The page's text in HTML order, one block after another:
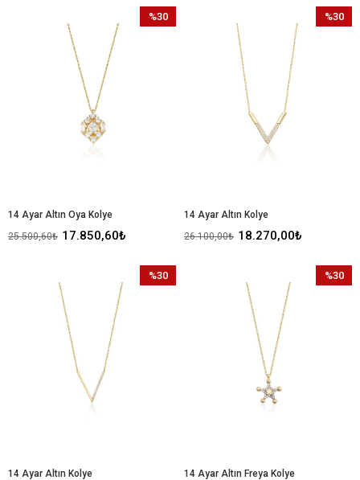
14 Ayar Altın Oya Kolye
17.850,60₺
25.500,60₺
%30
14 Ayar Altın Kolye
18.270,00₺
26.100,00₺
%30
14 Ayar Altın Kolye
%30
14 Ayar Altın Freya Kolye
%30